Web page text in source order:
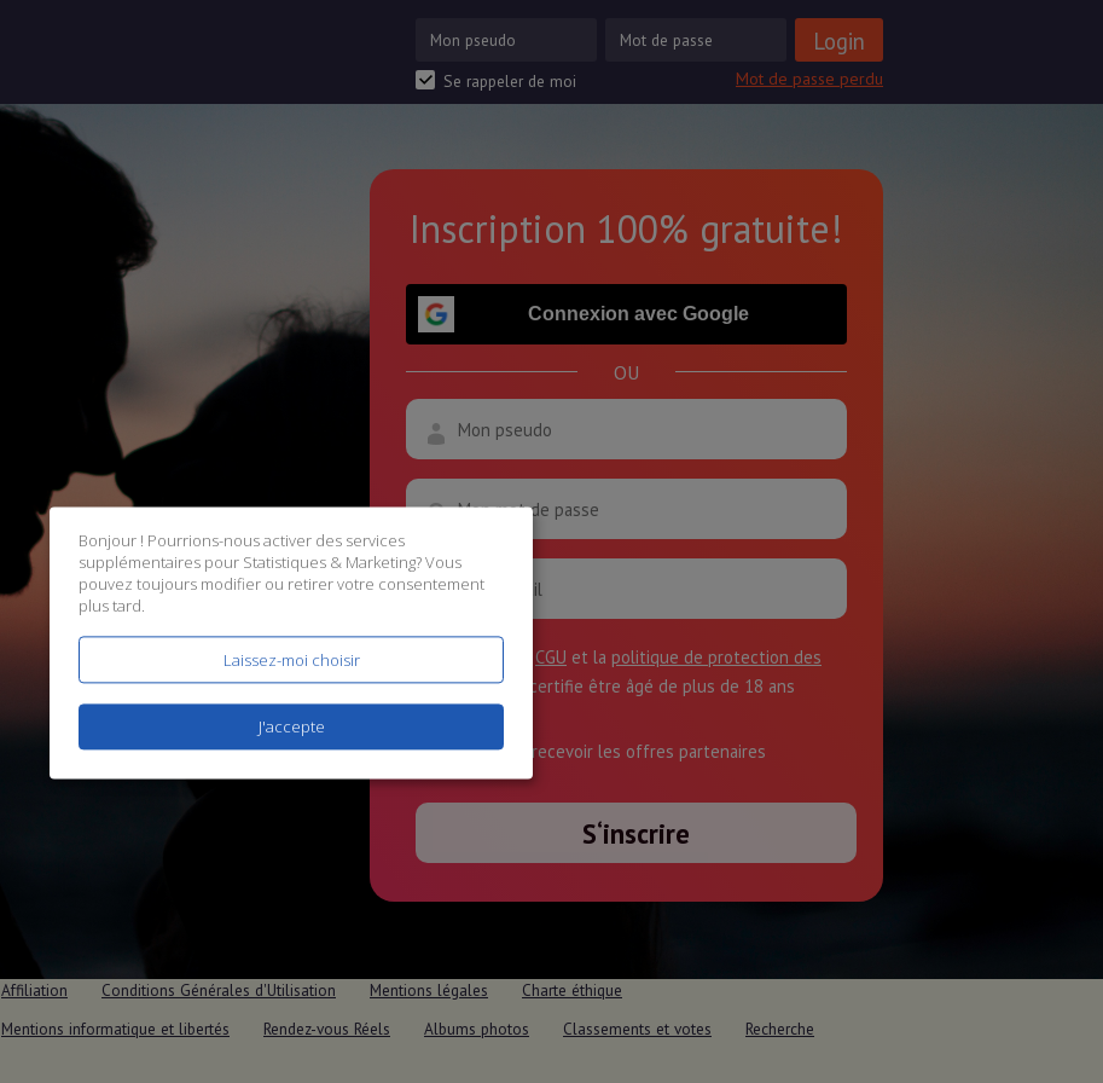
Mot de passe perdu
Se rappeler de moi
Inscription 100% gratuite!
Connexion avec Google
OU
CGU et la politique de protection des
données, et certifie être âgé de plus de 18 ans
J'accepte de recevoir les offres partenaires
Affiliation Conditions Générales d'Utilisation Mentions légales
Charte éthique
Mentions informatique et libertés
Rendez-vous Réels Albums photos Classements et votes Recherche
Bonjour ! Pourrions-nous activer des services
supplémentaires pour Statistiques & Marketing? Vous
pouvez toujours modifier ou retirer votre consentement
plus tard.
Laissez-moi choisir
J'accepte